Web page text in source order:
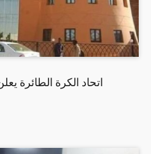
اتحاد الكرة الطائرة